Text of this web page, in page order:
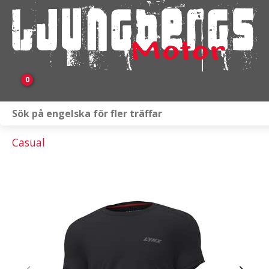
0
Casual